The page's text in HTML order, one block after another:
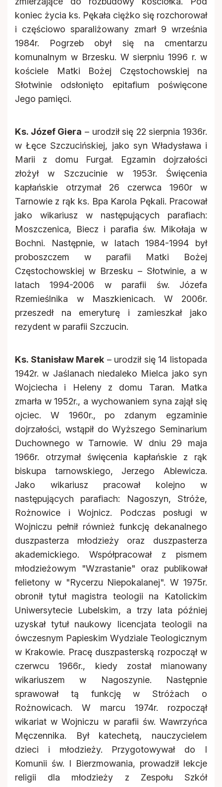
koniec życia ks. Pękała ciężko się rozchorował
i częściowo sparaliżowany zmarł 9 września
1984r. Pogrzeb obył się na cmentarzu
komunalnym w Brzesku. W sierpniu 1996 r. w
kościele Matki Bożej Częstochowskiej na
Słotwinie odsłonięto epitafium poświęcone
Jego pamięci.
Ks. Józef Giera – urodził się 22 sierpnia 1936r.
w Łęce Szczucińskiej, jako syn Władysława i
Marii z domu Furgał. Egzamin dojrzałości
złożył w Szczucinie w 1953r. Święcenia
kapłańskie otrzymał 26 czerwca 1960r w
Tarnowie z rąk ks. Bpa Karola Pękali. Pracował
jako wikariusz w następujących parafiach:
Moszczenica, Biecz i parafia św. Mikołaja w
Bochni. Następnie, w latach 1984-1994 był
proboszczem w parafii Matki Bożej
Częstochowskiej w Brzesku – Słotwinie, a w
latach 1994-2006 w parafii św. Józefa
Rzemieślnika w Maszkienicach. W 2006r.
przeszedł na emeryturę i zamieszkał jako
rezydent w parafii Szczucin.
Ks. Stanisław Marek – urodził się 14 listopada
1942r. w Jaślanach niedaleko Mielca jako syn
Wojciecha i Heleny z domu Taran. Matka
zmarła w 1952r., a wychowaniem syna zajął się
ojciec. W 1960r., po zdanym egzaminie
dojrzałości, wstąpił do Wyższego Seminarium
Duchownego w Tarnowie. W dniu 29 maja
1966r. otrzymał święcenia kapłańskie z rąk
biskupa tarnowskiego, Jerzego Ablewicza.
Jako wikariusz pracował kolejno w
następujących parafiach: Nagoszyn, Stróże,
Rożnowice i Wojnicz. Podczas posługi w
Wojniczu pełnił również funkcję dekanalnego
duszpasterza młodzieży oraz duszpasterza
akademickiego. Współpracował z pismem
młodzieżowym "Wzrastanie" oraz publikował
felietony w "Rycerzu Niepokalanej". W 1975r.
obronił tytuł magistra teologii na Katolickim
Uniwersytecie Lubelskim, a trzy lata później
uzyskał tytuł naukowy licencjata teologii na
ówczesnym Papieskim Wydziale Teologicznym
w Krakowie. Pracę duszpasterską rozpoczął w
czerwcu 1966r., kiedy został mianowany
wikariuszem w Nagoszynie. Następnie
sprawował tą funkcję w Stróżach o
Rożnowicach. W marcu 1974r. rozpoczął
wikariat w Wojniczu w parafii św. Wawrzyńca
Męczennika. Był katechetą, nauczycielem
dzieci i młodzieży. Przygotowywał do I
Komunii św. I Bierzmowania, prowadził lekcje
religii dla młodzieży z Zespołu Szkół